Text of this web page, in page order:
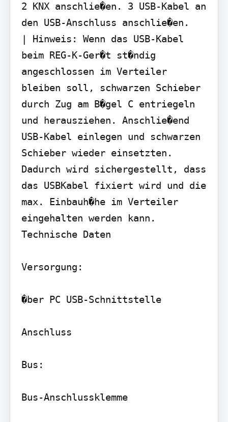
2 KNX anschlie�en. 3 USB-Kabel an
den USB-Anschluss anschlie�en.
| Hinweis: Wenn das USB-Kabel
beim REG-K-Ger�t st�ndig
angeschlossen im Verteiler
bleiben soll, schwarzen Schieber
durch Zug am B�gel C entriegeln
und herausziehen. Anschlie�end
USB-Kabel einlegen und schwarzen
Schieber wieder einsetzten.
Dadurch wird sichergestellt, dass
das USBKabel fixiert wird und die
max. Einbauh�he im Verteiler
eingehalten werden kann.
Technische Daten
Versorgung:
�ber PC USB-Schnittstelle
Anschluss
Bus:
Bus-Anschlussklemme